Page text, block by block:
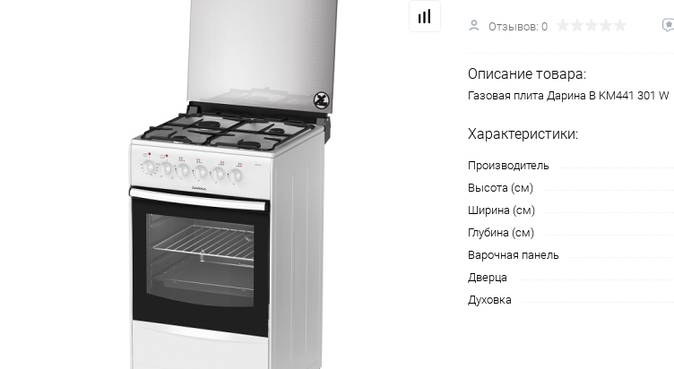
Отзывов: 0
Описание товара:
Газовая плита Дарина B KM441 301 W
Характеристики:
Производитель
Высота (см)
Ширина (см)
Глубина (см)
Варочная панель
Дверца
Духовка